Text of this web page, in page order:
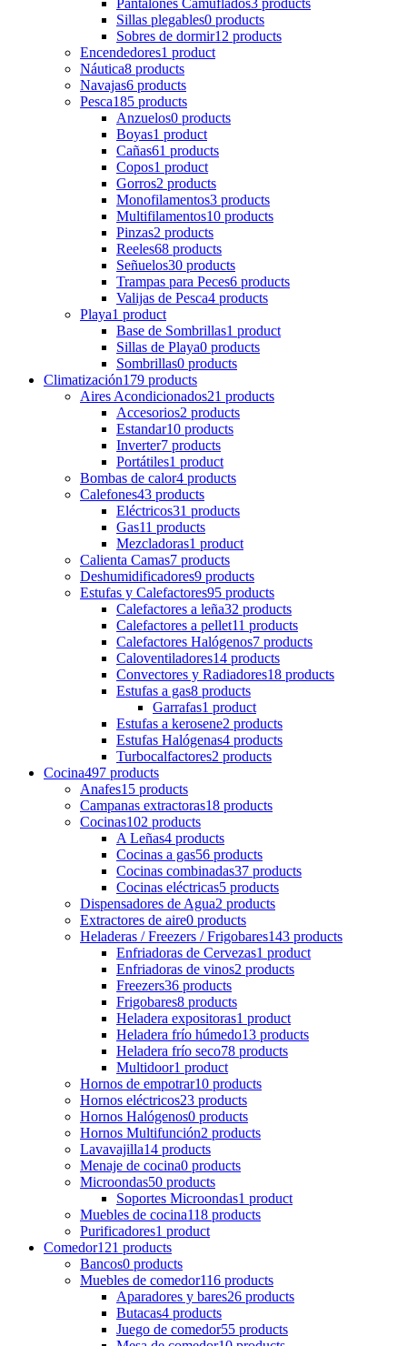
Sillas plegables0 products
Sobres de dormir12 products
Encendedores1 product
Náutica8 products
Navajas6 products
Pesca185 products
Anzuelos0 products
Boyas1 product
Cañas61 products
Copos1 product
Gorros2 products
Monofilamentos3 products
Multifilamentos10 products
Pinzas2 products
Reeles68 products
Señuelos30 products
Trampas para Peces6 products
Valijas de Pesca4 products
Playa1 product
Base de Sombrillas1 product
Sillas de Playa0 products
Sombrillas0 products
Climatización179 products
Aires Acondicionados21 products
Accesorios2 products
Estandar10 products
Inverter7 products
Portátiles1 product
Bombas de calor4 products
Calefones43 products
Eléctricos31 products
Gas11 products
Mezcladoras1 product
Calienta Camas7 products
Deshumidificadores9 products
Estufas y Calefactores95 products
Calefactores a leña32 products
Calefactores a pellet11 products
Calefactores Halógenos7 products
Caloventiladores14 products
Convectores y Radiadores18 products
Estufas a gas8 products
Garrafas1 product
Estufas a kerosene2 products
Estufas Halógenas4 products
Turbocalfactores2 products
Cocina497 products
Anafes15 products
Campanas extractoras18 products
Cocinas102 products
A Leñas4 products
Cocinas a gas56 products
Cocinas combinadas37 products
Cocinas eléctricas5 products
Dispensadores de Agua2 products
Extractores de aire0 products
Heladeras / Freezers / Frigobares143 products
Enfriadoras de Cervezas1 product
Enfriadoras de vinos2 products
Freezers36 products
Frigobares8 products
Heladera expositoras1 product
Heladera frío húmedo13 products
Heladera frío seco78 products
Multidoor1 product
Hornos de empotrar10 products
Hornos eléctricos23 products
Hornos Halógenos0 products
Hornos Multifunción2 products
Lavavajilla14 products
Menaje de cocina0 products
Microondas50 products
Soportes Microondas1 product
Muebles de cocina118 products
Purificadores1 product
Comedor121 products
Bancos0 products
Muebles de comedor116 products
Aparadores y bares26 products
Butacas4 products
Juego de comedor55 products